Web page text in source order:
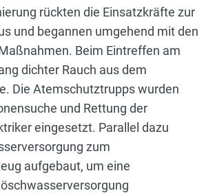
rückten die Einsatzkräfte zur
und begannen umgehend mit den
Beim Eintreffen am
dichter Rauch aus dem
Die Atemschutztrupps wurden
und Rettung der
eingesetzt. Parallel dazu
zum
aufgebaut, um eine